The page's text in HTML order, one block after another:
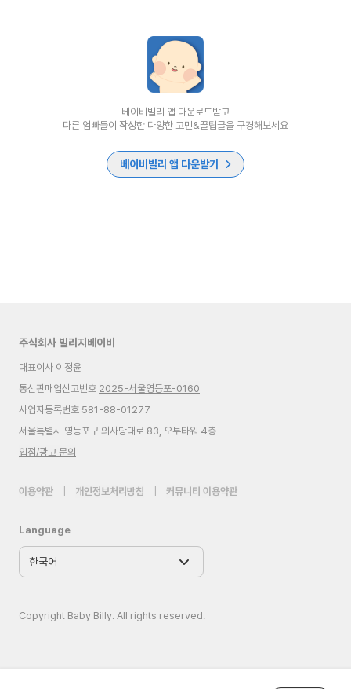
베이비빌리 앱 다운로드받고
다른 엄빠들이 작성한 다양한 고민&꿀팁글을 구경해보세요
베이비빌리 앱 다운받기
주식회사 빌리지베이비
대표이사 이정윤
통신판매업신고번호 2025-서울영등포-0160
사업자등록번호 581-88-01277
서울특별시 영등포구 의사당대로 83, 오투타워 4층
입점/광고 문의
이용약관 개인정보처리방침 커뮤니티 이용약관
Language
Copyright Baby Billy. All rights reserved.